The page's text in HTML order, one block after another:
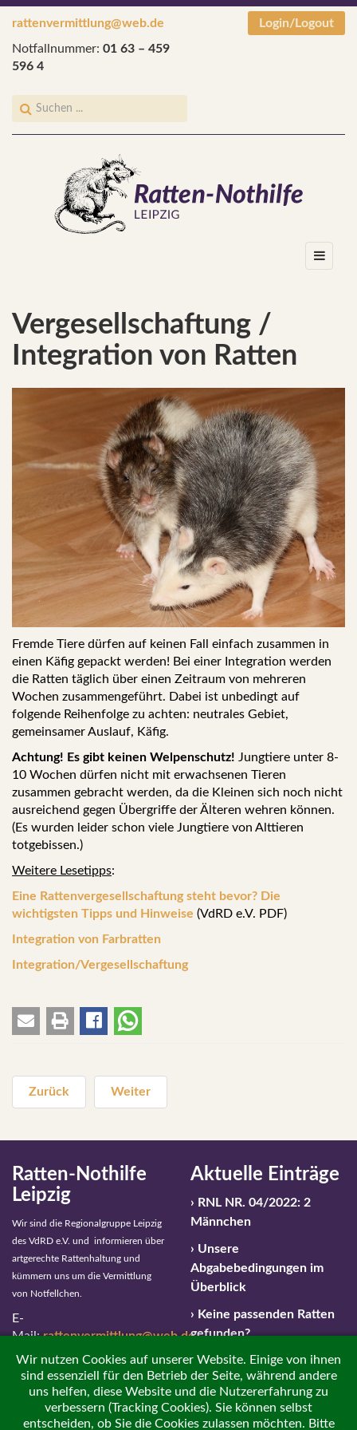
rattenvermittlung@web.de
Notfallnummer: 01 63 – 459
596 4
Login/Logout
Vergesellschaftung /
Integration von Ratten
Fremde Tiere dürfen auf keinen Fall einfach zusammen in
einen Käfig gepackt werden! Bei einer Integration werden
die Ratten täglich über einen Zeitraum von mehreren
Wochen zusammengeführt. Dabei ist unbedingt auf
folgende Reihenfolge zu achten: neutrales Gebiet,
gemeinsamer Auslauf, Käfig.
Achtung! Es gibt keinen Welpenschutz! Jungtiere unter 8-
10 Wochen dürfen nicht mit erwachsenen Tieren
zusammen gebracht werden, da die Kleinen sich noch nicht
ausreichend gegen Übergriffe der Älteren wehren können.
(Es wurden leider schon viele Jungtiere von Alttieren
totgebissen.)
Weitere Lesetipps:
Eine Rattenvergesellschaftung steht bevor? Die
wichtigsten Tipps und Hinweise (VdRD e.V. PDF)
Integration von Farbratten
Integration/Vergesellschaftung
Zurück Weiter
Ratten-Nothilfe
Leipzig
Wir sind die Regionalgruppe Leipzig
des VdRD e.V. und informieren über
artgerechte Rattenhaltung und
kümmern uns um die Vermittlung
von Notfellchen.
E-
Mail:rattenvermittlung@web.de
Notfallnummer: 01 63 –
459 596 4
Aktuelle Einträge
RNL NR. 04/2022: 2
Männchen
Unsere
Abgabebedingungen im
Überblick
Keine passenden Ratten
gefunden?
Impressum / Haftungsausschluss
Wir nutzen Cookies auf unserer Website. Einige von ihnen
sind essenziell für den Betrieb der Seite, während andere
uns helfen, diese Website und die Nutzererfahrung zu
verbessern (Tracking Cookies). Sie können selbst
entscheiden, ob Sie die Cookies zulassen möchten. Bitte